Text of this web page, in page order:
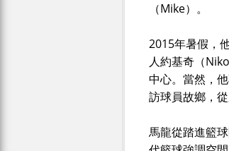
（Mike）。
2015年暑假，
人約基奇（
中心。當然，
訪球員故鄉，
馬龍從踏進籃